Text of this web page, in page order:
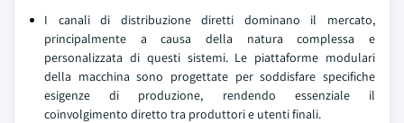
I canali di distribuzione diretti dominano il mercato,
principalmente a causa della natura complessa e
personalizzata di questi sistemi. Le piattaforme modulari
della macchina sono progettate per soddisfare specifiche
esigenze di produzione, rendendo essenziale il
coinvolgimento diretto tra produttori e utenti finali.